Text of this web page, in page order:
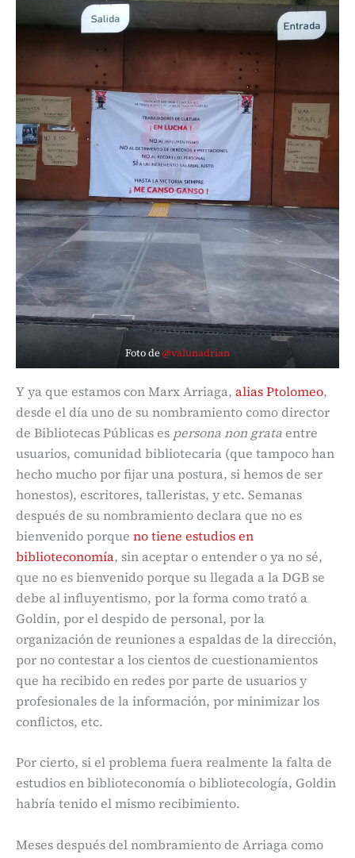
Foto de@valunadrian
Y ya que estamos con Marx Arriaga, alias Ptolomeo,
desde el día uno de su nombramiento como director
de Bibliotecas Públicas es persona non grataentre
usuarios, comunidad bibliotecaria (que tampoco han
hecho mucho por fijar una postura, si hemos de ser
honestos), escritores, talleristas, y etc. Semanas
después de su nombramiento declara que no es
bienvenido porque no tiene estudios en
biblioteconomía, sin aceptar o entender o ya no sé,
que no es bienvenido porque su llegada a la DGB se
debe al influyentismo, por la forma como trató a
Goldin, por el despido de personal, por la
organización de reuniones a espaldas de la dirección,
por no contestar a los cientos de cuestionamientos
que ha recibido en redes por parte de usuarios y
profesionales de la información, por minimizar los
conflictos, etc.
Por cierto, si el problema fuera realmente la falta de
estudios en biblioteconomía o bibliotecología, Goldin
habría tenido el mismo recibimiento.
Meses después del nombramiento de Arriaga como